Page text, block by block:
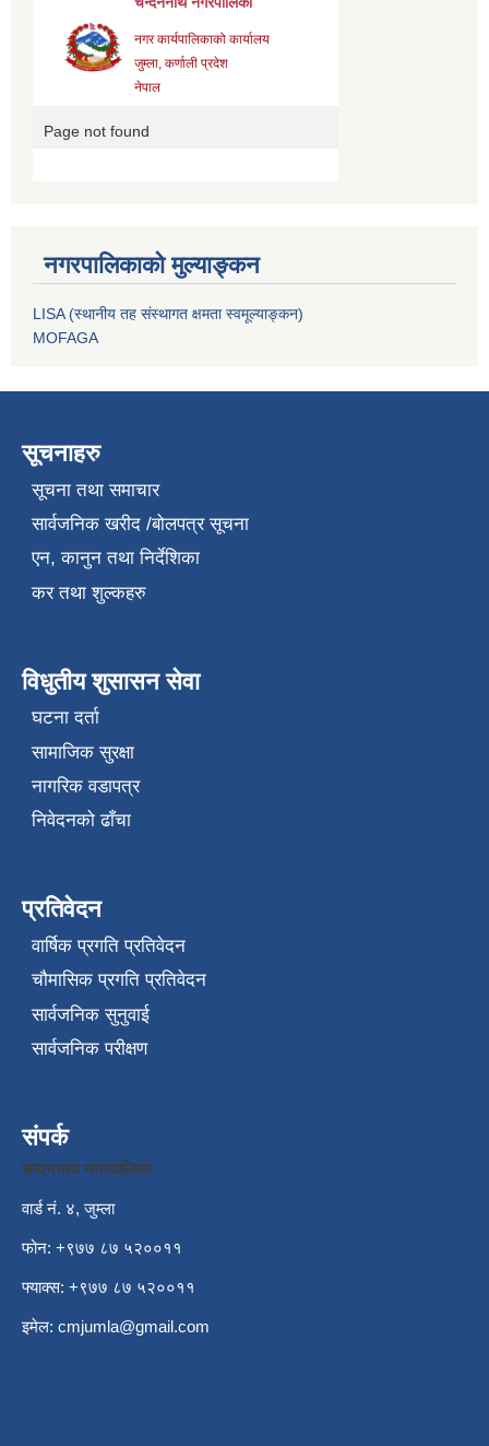
नगरपालिकाको मुल्याङ्कन
LISA (स्थानीय तह संस्थागत क्षमता स्वमूल्याङ्कन)
MOFAGA
सूचनाहरु
सूचना तथा समाचार
सार्वजनिक खरीद /बोलपत्र सूचना
एन, कानुन तथा निर्देशिका
कर तथा शुल्कहरु
विधुतीय शुसासन सेवा
घटना दर्ता
सामाजिक सुरक्षा
नागरिक वडापत्र
निवेदनको ढाँचा
प्रतिवेदन
वार्षिक प्रगति प्रतिवेदन
चौमासिक प्रगति प्रतिवेदन
सार्वजनिक सुनुवाई
सार्वजनिक परीक्षण
संपर्क
चन्दननाथ नगरपालिका
वार्ड नं. ४, जुम्ला
फोन: +९७७ ८७ ५२००११
फ्याक्स: +९७७ ८७ ५२००११
इमेल: cmjumla@gmail.com